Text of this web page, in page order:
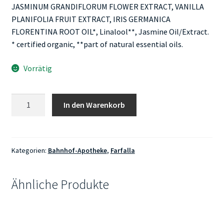
JASMINUM GRANDIFLORUM FLOWER EXTRACT, VANILLA
PLANIFOLIA FRUIT EXTRACT, IRIS GERMANICA
FLORENTINA ROOT OIL*, Linalool**, Jasmine Oil/Extract.
* certified organic, **part of natural essential oils.
Vorrätig
Jasmine
In den Warenkorb
Kategorien: Bahnhof-Apotheke, Farfalla
Ähnliche Produkte